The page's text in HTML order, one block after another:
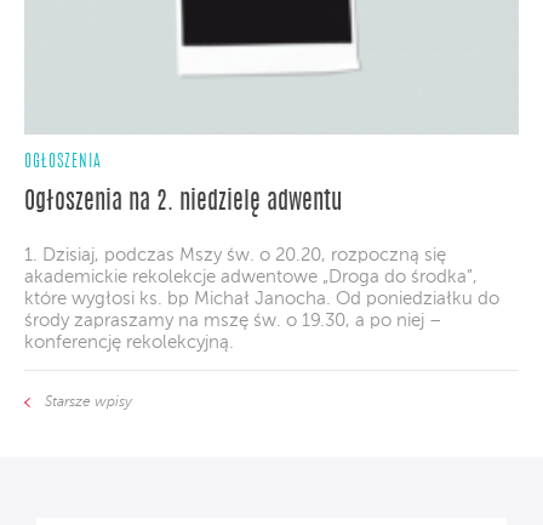
OGŁOSZENIA
Ogłoszenia na 2. niedzielę adwentu
1. Dzisiaj, podczas Mszy św. o 20.20, rozpoczną się
akademickie rekolekcje adwentowe „Droga do środka”,
które wygłosi ks. bp Michał Janocha. Od poniedziałku do
środy zapraszamy na mszę św. o 19.30, a po niej –
konferencję rekolekcyjną.
Starsze wpisy